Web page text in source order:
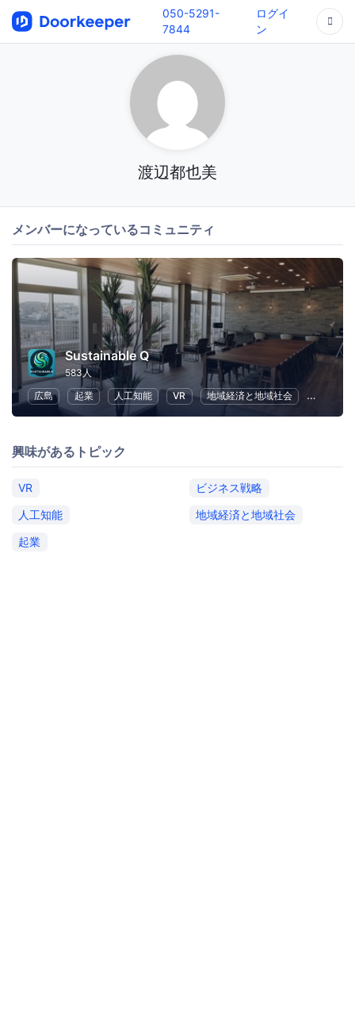
050-5291-
7844
ログイ
ン
渡辺都也美
メンバーになっているコミュニティ
Sustainable Q
583人
広島
起業 人工知能 VR 地域経済と地域社会 ボランテ
興味があるトピック
VR
ビジネス戦略
人工知能
地域経済と地域社会
起業